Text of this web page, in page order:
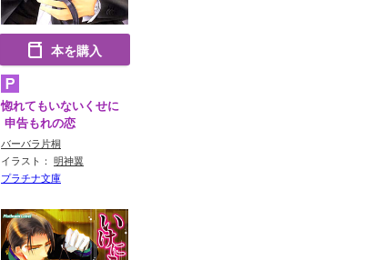
本を購入
惚れてもいないくせに
申告もれの恋
バーバラ片桐
イラスト： 明神翼
プラチナ文庫